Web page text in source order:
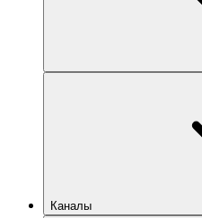
Каналы